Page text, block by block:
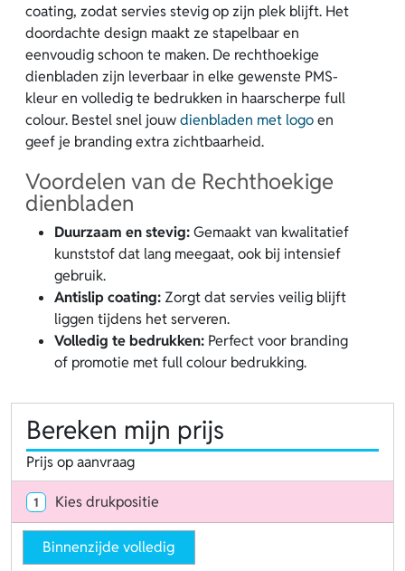
coating, zodat servies stevig op zijn plek blijft. Het
doordachte design maakt ze stapelbaar en
eenvoudig schoon te maken. De rechthoekige
dienbladen zijn leverbaar in elke gewenste PMS-
kleur en volledig te bedrukken in haarscherpe full
colour. Bestel snel jouwdienbladen met logoen
geef je branding extra zichtbaarheid.
Voordelen van de Rechthoekige
dienbladen
Duurzaam en stevig:Gemaakt van kwalitatief
kunststof dat lang meegaat, ook bij intensief
gebruik.
Antislip coating: Zorgt dat servies veilig blijft
liggen tijdens het serveren.
Volledig te bedrukken: Perfect voor branding
of promotie met full colour bedrukking.
Bereken mijn prijs
Prijs op aanvraag
1 Kies drukpositie
Binnenzijde volledig